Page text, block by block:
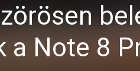
a Note 8